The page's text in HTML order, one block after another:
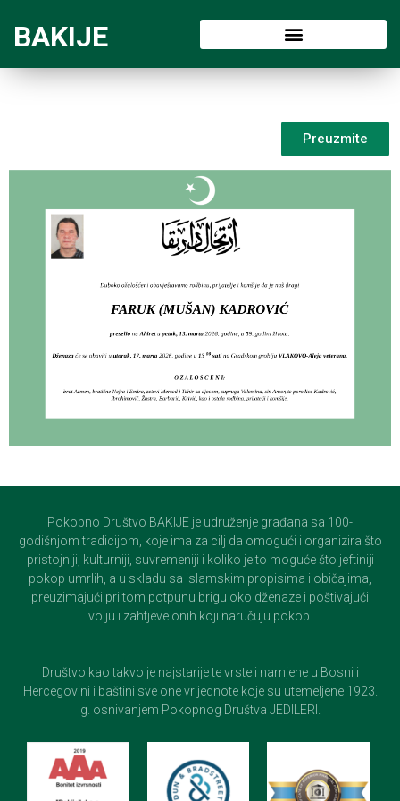
BAKIJE
Preuzmite
Pokopno Društvo BAKIJE je udruženje građana sa 100-
godišnjom tradicijom, koje ima za cilj da omogući i organizira što
pristojniji, kulturniji, suvremeniji i koliko je to moguće što jeftiniji
pokop umrlih, a u skladu sa islamskim propisima i običajima,
preuzimajući pri tom potpunu brigu oko dženaze i poštivajući
volju i zahtjeve onih koji naručuju pokop.
Društvo kao takvo je najstarije te vrste i namjene u Bosni i
Hercegovini i baštini sve one vrijednote koje su utemeljene 1923.
g. osnivanjem Pokopnog Društva JEDILERI.